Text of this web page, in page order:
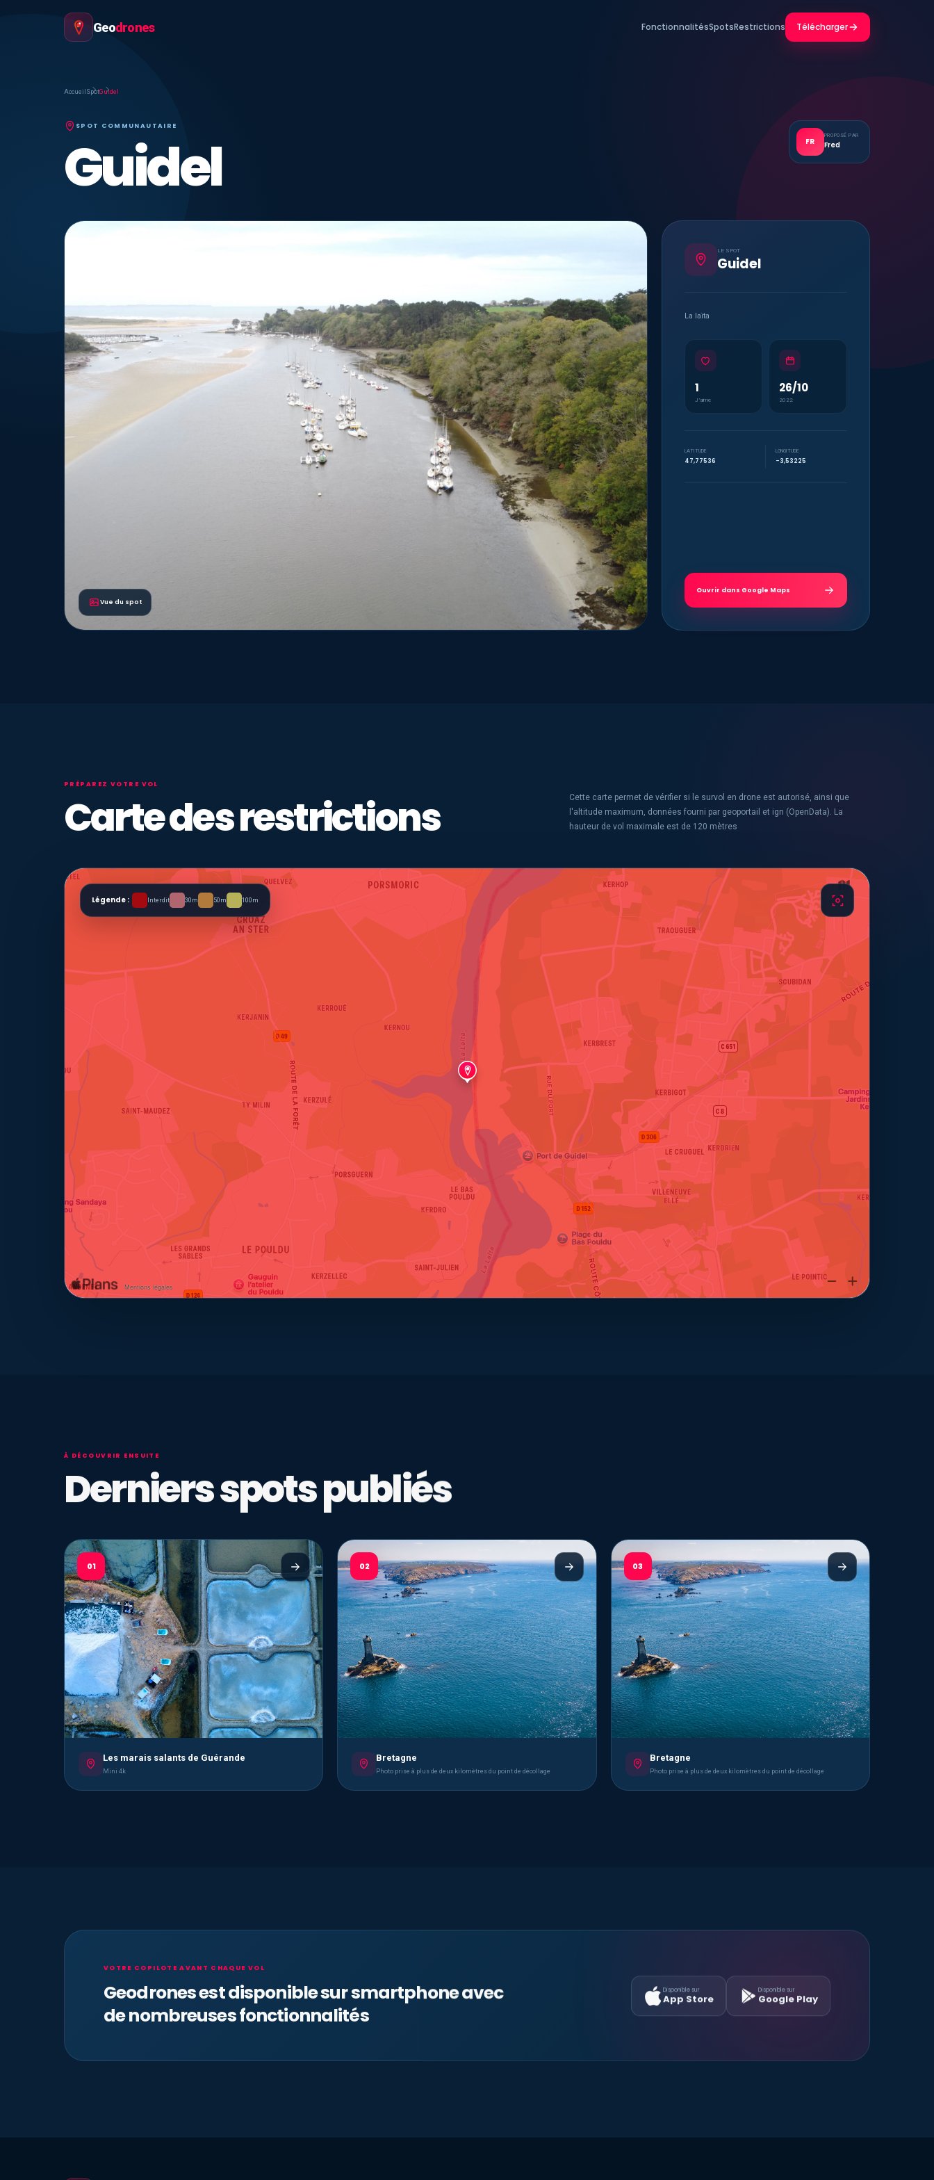
Geodrones FonctionnalitésSpotsRestrictions Télécharger
Accueil SpotGuidel
SPOT COMMUNAUTAIRE
Guidel FR
PROPOSÉ PAR
Fred
Vue du spot
LE SPOT
Guidel
La laïta
1
J’aime
26/10
2022
LATITUDE
47,77536
LONGITUDE
-3,53225
Ouvrir dans Google Maps
PRÉPAREZ VOTRE VOL
Carte des restrictions
Cette carte permet de vérifier si le survol en drone est autorisé, ainsi que
l'altitude maximum, données fourni par geoportail et ign (OpenData). La
hauteur de vol maximale est de 120 mètres
Légende : Interdit 30m 50m 100m
À DÉCOUVRIR ENSUITE
Derniers spots publiés
01
Les marais salants de Guérande
Mini 4k
02
Bretagne
Photo prise à plus de deux kilomètres du point de décollage
03
Bretagne
Photo prise à plus de deux kilomètres du point de décollage
VOTRE COPILOTE AVANT CHAQUE VOL
Geodrones est disponible sur smartphone avec
de nombreuses fonctionnalités
Disponible sur
App Store
Disponible sur
Google Play